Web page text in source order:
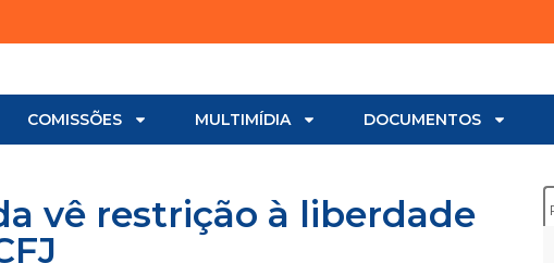
COMISSÕES MULTIMÍDIA DOCUMENTOS
vê restrição à liberdade